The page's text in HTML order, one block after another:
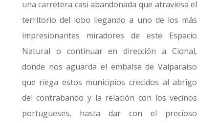
una carretera casi abandonada que atraviesa el
territorio del lobo llegando a uno de los más
impresionantes miradores de este Espacio
Natural o continuar en dirección a Cional,
donde nos aguarda el embalse de Valparaíso
que riega estos municipios crecidos al abrigo
del contrabando y la relación con los vecinos
portugueses, hasta dar con el precioso